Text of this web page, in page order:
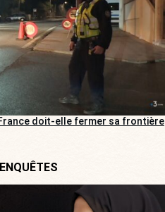
France doit-elle fermer sa frontière